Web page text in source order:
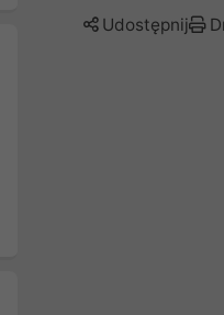
Udostępnij